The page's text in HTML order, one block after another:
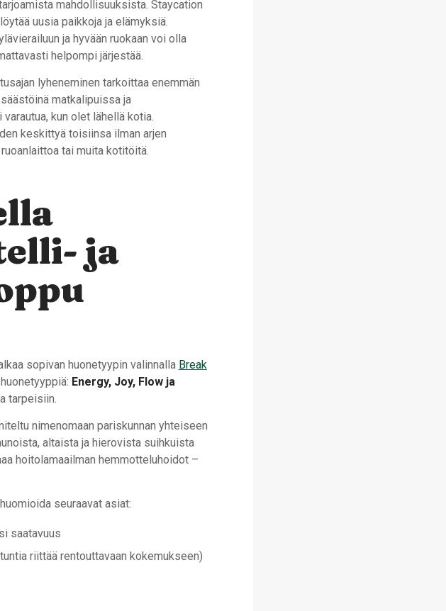
mahdollisuuksista. Staycation
uusia paikkoja ja elämyksiä.
ja hyvään ruokaan voi olla
helpompi järjestää.
lyheneminen tarkoittaa enemmän
matkalipuissa ja
kun olet lähellä kotia.
keskittyä toisiinsa ilman arjen
tai muita kotitöitä.
ja
sopivan huonetyypin valinnalla Break
Energy, Joy, Flow ja
tarpeisiin.
nimenomaan pariskunnan yhteiseen
altaista ja hierovista suihkuista
hoitolamaailman hemmotteluhoidot –
seuraavat asiat:
saatavuus
riittää rentouttavaan kokemukseen)